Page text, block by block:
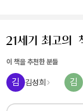
이 책을 추천한 분들
김 김성희 김